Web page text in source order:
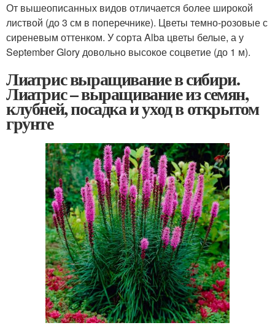
От вышеописанных видов отличается более широкой
листвой (до 3 см в поперечнике). Цветы темно-розовые с
сиреневым оттенком. У сорта Alba цветы белые, а у
September Glory довольно высокое соцветие (до 1 м).
Лиатрис выращивание в сибири.
Лиатрис – выращивание из семян,
клубней, посадка и уход в открытом
грунте